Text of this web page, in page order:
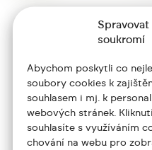
Spravovat
soukromí
Abychom poskytli co
soubory cookies k
souhlasem i mj. k
webových stránek.
souhlasíte s využíváním
chování na webu pro O
+420